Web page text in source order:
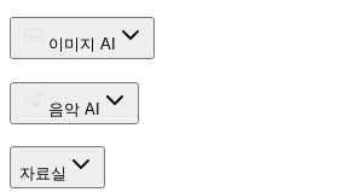
이미지 AI
음악 AI
자료실